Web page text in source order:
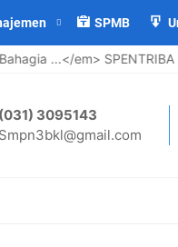
SPMB
...</em> SPENTRIBA
(031) 3095143
Smpn3bkl@gmail.com